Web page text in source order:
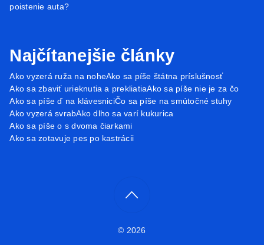
poistenie auta?
Najčítanejšie články
Ako vyzerá ruža na noheAko sa píše štátna príslušnosť
Ako sa zbaviť urieknutia a prekliatiaAko sa píše nie je za čo
Ako sa píše ď na klávesniciČo sa píše na smútočné stuhy
Ako vyzerá svrabAko dlho sa varí kukurica
Ako sa píše o s dvoma čiarkami
Ako sa zotavuje pes po kastrácii
© 2026